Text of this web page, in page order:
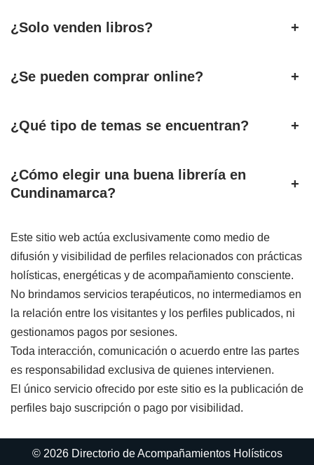
¿Solo venden libros? +
¿Se pueden comprar online? +
¿Qué tipo de temas se encuentran? +
¿Cómo elegir una buena librería en
Cundinamarca?
+
Este sitio web actúa exclusivamente como medio de
difusión y visibilidad de perfiles relacionados con prácticas
holísticas, energéticas y de acompañamiento consciente.
No brindamos servicios terapéuticos, no intermediamos en
la relación entre los visitantes y los perfiles publicados, ni
gestionamos pagos por sesiones.
Toda interacción, comunicación o acuerdo entre las partes
es responsabilidad exclusiva de quienes intervienen.
El único servicio ofrecido por este sitio es la publicación de
perfiles bajo suscripción o pago por visibilidad.
© 2026 Directorio de Acompañamientos Holísticos